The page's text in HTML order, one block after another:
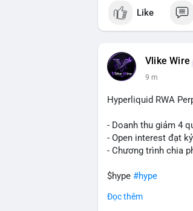
Khối lượng 60.5
Mức giá $65,243
bị thanh khoản trước
cá mập, củng cố
Lời khuyên:
Nhà đầu tư nên theo
sàn, cần thận trọng
thể nắm giữ vị thế
#60btc
Like
Vlike Wire
9 m
Hyperliquid RWA
- Doanh thu giảm 4
- Open interest đạt
- Chương trình chia
$hype #hype
#vlikevn
Đọc thêm